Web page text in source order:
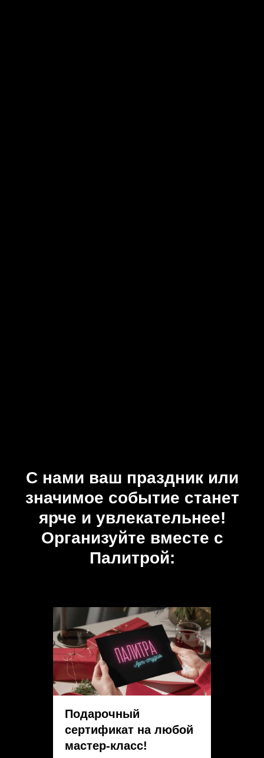
С нами ваш праздник или
значимое событие станет
ярче и увлекательнее!
Организуйте вместе с
Палитрой:
Подарочный
сертификат на любой
мастер-класс!